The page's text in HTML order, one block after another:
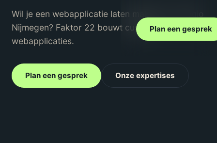
Plan een gesprek
Wil je een webapplicatie laten maken in de regio
Nijmegen? Faktor 22 bouwt custom
webapplicaties.
Plan een gesprek Onze expertises